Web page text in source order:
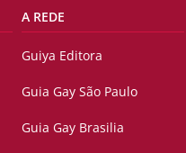
A REDE
Guiya Editora
Guia Gay São Paulo
Guia Gay Brasilia